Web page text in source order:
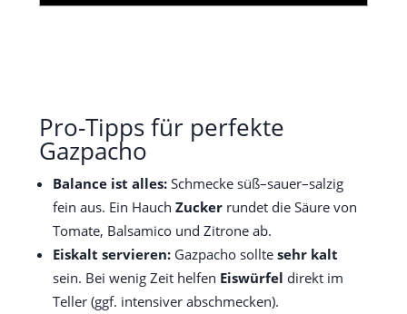
Pro-Tipps für perfekte
Gazpacho
Balance ist alles:Schmecke süß–sauer–salzig
fein aus. Ein Hauch Zuckerrundet die Säure von
Tomate, Balsamico und Zitrone ab.
Eiskalt servieren:Gazpacho sollte sehr kalt
sein. Bei wenig Zeit helfen Eiswürfel direkt im
Teller (ggf. intensiver abschmecken).